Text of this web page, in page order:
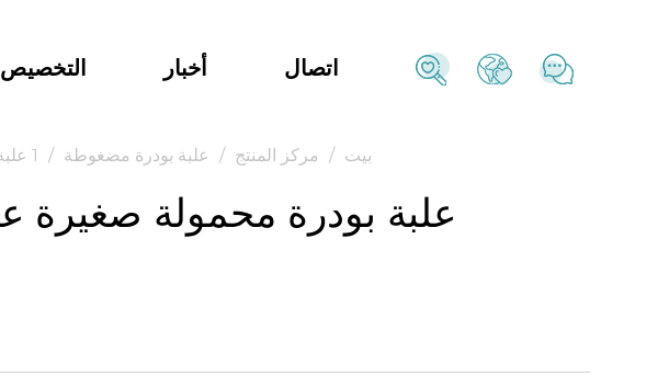
التخصيص أخبار اتصال
بيت / مركز المنتج / علبة بودرة مضغوطة / 1 علبة مضغوطة لمسحوق الشبكة